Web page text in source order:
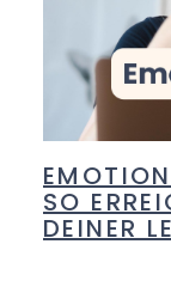
SO
DEINER